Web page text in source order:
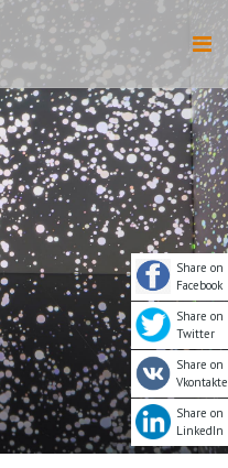
Share on
Facebook
Share on
Twitter
Share on
Vkontakte
Share on
LinkedIn